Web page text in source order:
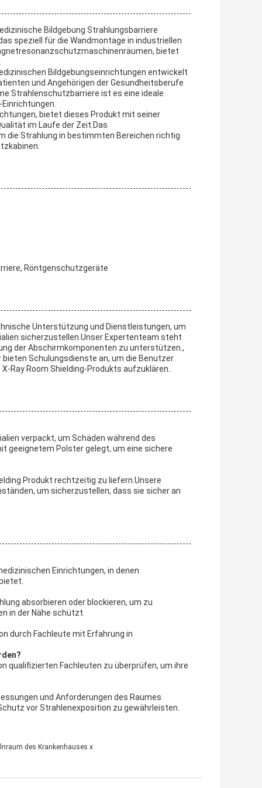
Bildgebung Strahlungsbarriere
speziell für die Wandmontage in industriellen
bietet
Bildgebungseinrichtungen entwickelt
und Angehörigen der Gesundheitsberufe
Strahlenschutzbarriere ist es eine ideale
bietet dieses Produkt mit seiner
im Laufe der Zeit.Das
die Strahlung in bestimmten Bereichen richtig
Röntgenschutzgeräte
Unterstützung und Dienstleistungen, um
sicherzustellen.Unser Expertenteam steht
der Abschirmkomponenten zu unterstützen.,
Schulungsdienste an, um die Benutzer
Ray Room Shielding-Produkts aufzuklären..
verpackt, um Schäden während des
geeignetem Polster gelegt, um eine sichere
Produkt rechtzeitig zu liefern.Unsere
um sicherzustellen, dass sie sicher an
Einrichtungen, in denen
absorbieren oder blockieren, um zu
in der Nähe schützt.
durch Fachleute mit Erfahrung in
qualifizierten Fachleuten zu überprüfen, um ihre
und Anforderungen des Raumes
vor Strahlenexposition zu gewährleisten.
des Krankenhauses x